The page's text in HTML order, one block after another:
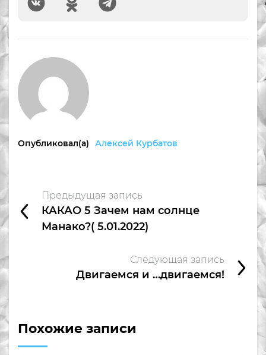
Опубликовал(а) Алексей Курбатов
Предыдущая запись
КАКАО 5 Зачем нам солнце
Манако?( 5.01.2022)
Следующая запись
Двигаемся и …двигаемся!
Похожие записи